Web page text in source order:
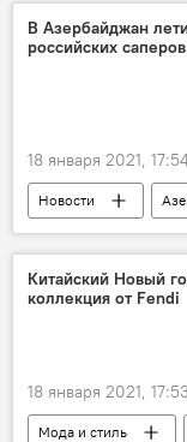
Война
В Азербайджан
российских саперов
18 января 2021,
Новости
Саперы
Китайский Новый
коллекция от Fendi
18 января 2021, 17:53
Мода и стиль